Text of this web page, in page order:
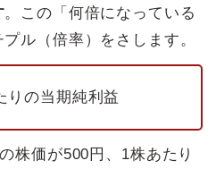
。この「何倍になっている
ル（倍率）をさします。
りの当期純利益
株価が500円、1株あたり